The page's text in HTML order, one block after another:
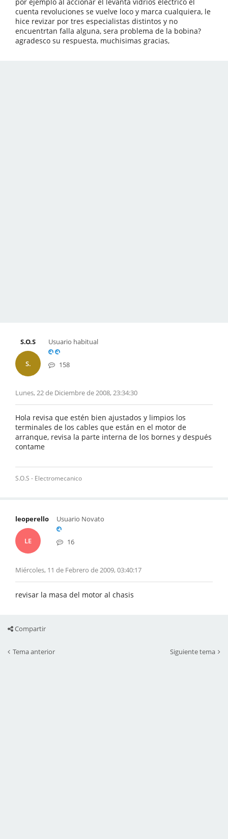
cuenta revoluciones se vuelve loco y marca cualquiera, le
hice revizar por tres especialistas distintos y no
encuentrtan falla alguna, sera problema de la bobina?
agradesco su respuesta, muchisimas gracias,
S.O.S
S.
Usuario habitual
158
Lunes, 22 de Diciembre de 2008, 23:34:30
Hola revisa que estén bien ajustados y limpios los
terminales de los cables que están en el motor de
arranque, revisa la parte interna de los bornes y después
contame
S.O.S - Electromecanico
leoperello
LE
Usuario Novato
16
Miércoles, 11 de Febrero de 2009, 03:40:17
revisar la masa del motor al chasis
Compartir
Tema anterior Siguiente tema